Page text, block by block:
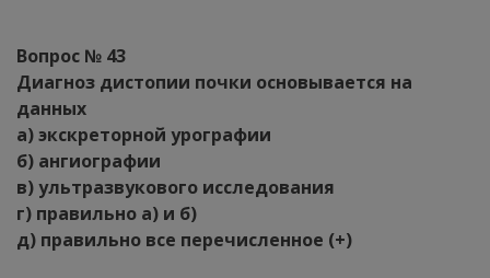
Вопрос № 43
Диагноз дистопии почки основывается на
данных
а) экскреторной урографии
б) ангиографии
в) ультразвукового исследования
г) правильно а) и б)
д) правильно все перечисленное (+)